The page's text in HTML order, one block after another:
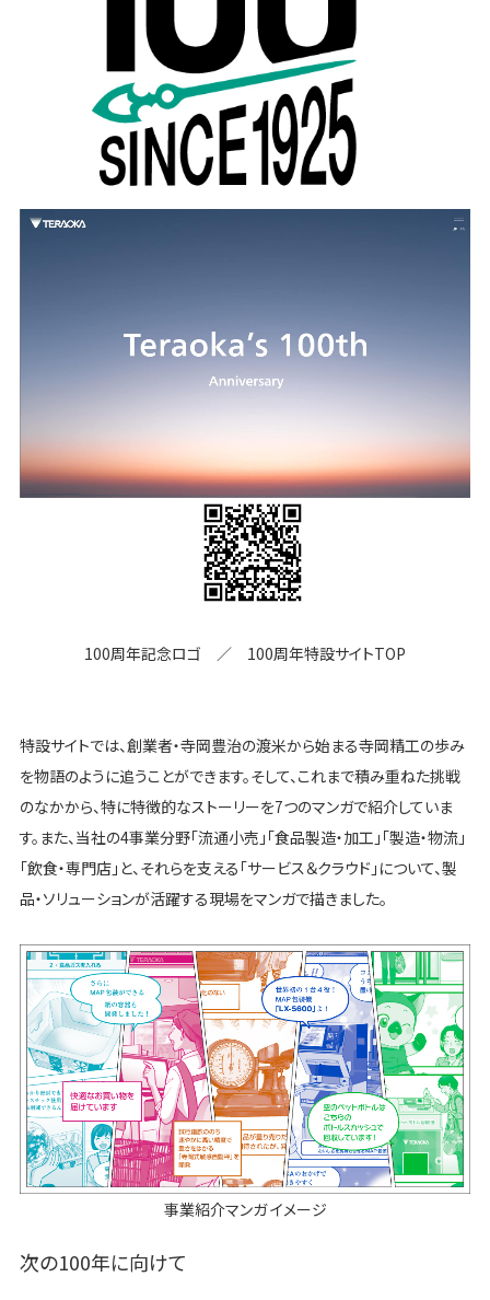
100周年記念ロゴ ／ 100周年特設サイトTOP
特設サイトでは、創業者・寺岡豊治の渡米から始まる寺岡精工の歩み
を物語のように追うことができます。そして、これまで積み重ねた挑戦
のなかから、特に特徴的なストーリーを7つのマンガで紹介していま
す。また、当社の4事業分野「流通小売」「食品製造・加工」「製造・物流」
「飲食・専門店」と、それらを支える「サービス＆クラウド」について、製
品・ソリューションが活躍する現場をマンガで描きました。
事業紹介マンガ イメージ
次の100年に向けて